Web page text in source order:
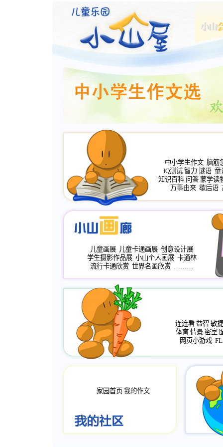
中小学生作文 脑筋
IQ测试 智力 谜语 童
知识百科 问答 蒙学读
万事由来 歇后语
儿童画展 儿童卡通画展 创意设计展
学生摄影作品展 小山个人画展 卡通林
流行卡通欣赏 世界名画欣赏 ………
连连看 益智 敏捷
体育 情景 密室
网页小游戏
家园首页 我的作文